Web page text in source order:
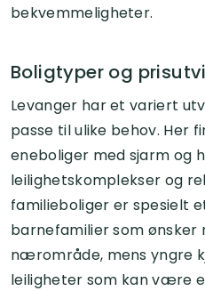
bekvemmeligheter.
Boligtyper og
Levanger har et variert
passe til ulike behov. Her
eneboliger med sjarm og
leilighetskomplekser og
familieboliger er spesielt
barnefamilier som ønsker
nærområde, mens yngre
leiligheter som kan være